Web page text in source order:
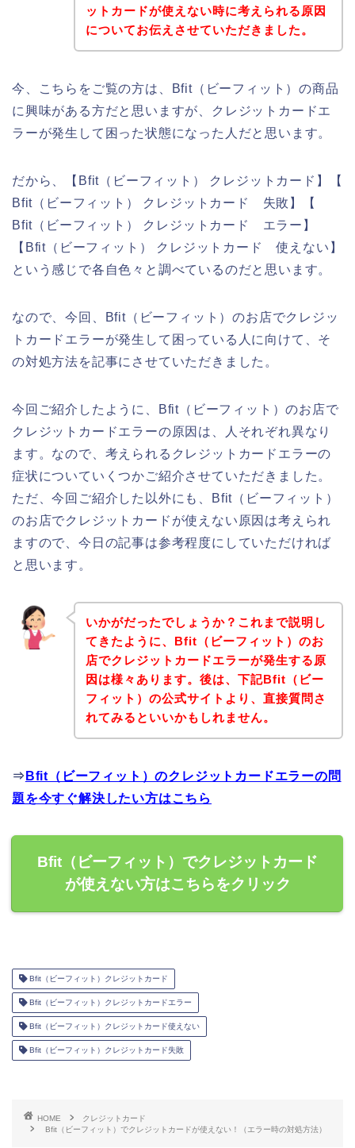
ットカードが使えない時に考えられる原因
についてお伝えさせていただきました。
今、こちらをご覧の方は、Bfit（ビーフィット）の商品
に興味がある方だと思いますが、クレジットカードエ
ラーが発生して困った状態になった人だと思います。
だから、【Bfit（ビーフィット） クレジットカード】【
Bfit（ビーフィット） クレジットカード 失敗】【
Bfit（ビーフィット） クレジットカード エラー】
【Bfit（ビーフィット） クレジットカード 使えない】
という感じで各自色々と調べているのだと思います。
なので、今回、Bfit（ビーフィット）のお店でクレジッ
トカードエラーが発生して困っている人に向けて、そ
の対処方法を記事にさせていただきました。
今回ご紹介したように、Bfit（ビーフィット）のお店で
クレジットカードエラーの原因は、人それぞれ異なり
ます。なので、考えられるクレジットカードエラーの
症状についていくつかご紹介させていただきました。
ただ、今回ご紹介した以外にも、Bfit（ビーフィット）
のお店でクレジットカードが使えない原因は考えられ
ますので、今日の記事は参考程度にしていただければ
と思います。
いかがだったでしょうか？これまで説明し
てきたように、Bfit（ビーフィット）のお
店でクレジットカードエラーが発生する原
因は様々あります。後は、下記Bfit（ビー
フィット）の公式サイトより、直接質問さ
れてみるといいかもしれません。
⇒ Bfit（ビーフィット）のクレジットカードエラーの問
題を今すぐ解決したい方はこちら
Bfit（ビーフィット）でクレジットカード
が使えない方はこちらをクリック
Bfit（ビーフィット）クレジットカード
Bfit（ビーフィット）クレジットカードエラー
Bfit（ビーフィット）クレジットカード使えない
Bfit（ビーフィット）クレジットカード失敗
HOME
クレジットカード
Bfit（ビーフィット）でクレジットカードが使えない！（エラー時の対処方法）